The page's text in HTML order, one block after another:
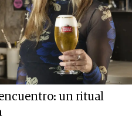
un ritual